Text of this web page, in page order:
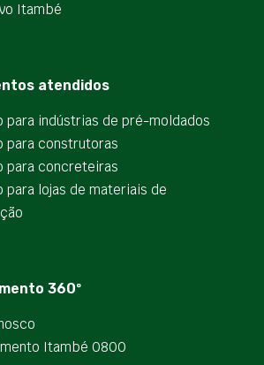
Itambé
atendidos
para indústrias de pré-moldados
para construtoras
para concreteiras
para lojas de materiais de
360º
Itambé 0800